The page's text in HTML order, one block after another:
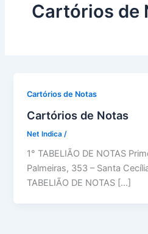
Cartórios de
Cartórios de Notas
Cartórios de Notas
Net Indica /
1° TABELIÃO DE NOTAS
Palmeiras, 353 – Santa
TABELIÃO DE NOTAS […]